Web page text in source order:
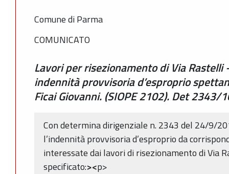
Comune di Parma
COMUNICATO
Lavori per risezionamento di Via
indennità provvisoria d’esproprio
Ficai Giovanni. (SIOPE 2102). Det 2343/
Con determina dirigenziale n. 2343 del 24/9/
l’indennità provvisoria d’esproprio da
interessate dai lavori di risezionamento di Via
specificato:><p>